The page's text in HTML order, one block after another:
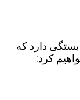
دارد که
کرد: